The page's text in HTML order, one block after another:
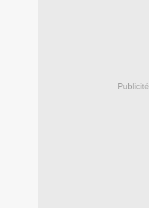
Publicité